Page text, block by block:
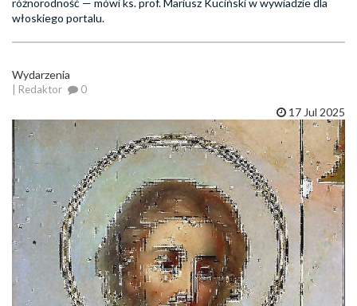
różnorodność — mówi ks. prof. Mariusz Kuciński w wywiadzie dla
włoskiego portalu.
Wydarzenia
| Redaktor 0
17 Jul 2025